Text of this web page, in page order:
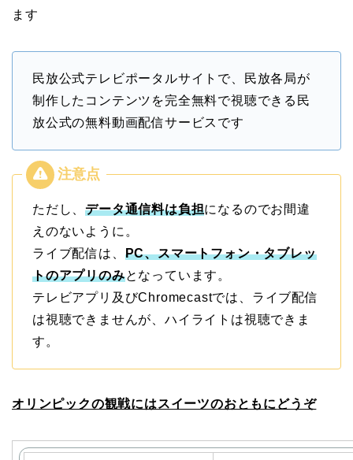
ます
民放公式テレビポータルサイトで、民放各局が
制作したコンテンツを完全無料で視聴できる民
放公式の無料動画配信サービスです
ただし、データ通信料は負担になるのでお間違
えのないように。
ライブ配信は、 PC、スマートフォン・タブレッ
トのアプリのみとなっています。
テレビアプリ及びChromecastでは、ライブ配信
は視聴できませんが、ハイライトは視聴できま
す。
オリンピックの観戦にはスイーツのおともにどうぞ